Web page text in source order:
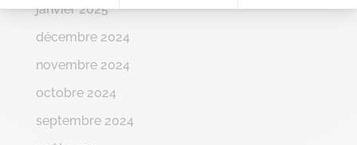
janvier 2025
décembre 2024
novembre 2024
octobre 2024
septembre 2024